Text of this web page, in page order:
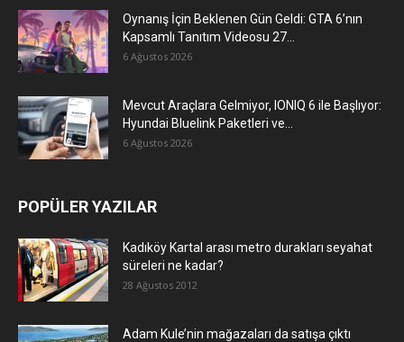
Oynanış İçin Beklenen Gün Geldi: GTA 6’nın
Kapsamlı Tanıtım Videosu 27...
6 Ağustos 2026
Mevcut Araçlara Gelmiyor, IONIQ 6 ile Başlıyor:
Hyundai Bluelink Paketleri ve...
6 Ağustos 2026
POPÜLER YAZILAR
Kadıköy Kartal arası metro durakları seyahat
süreleri ne kadar?
28 Ağustos 2012
Adam Kule’nin mağazaları da satışa çıktı